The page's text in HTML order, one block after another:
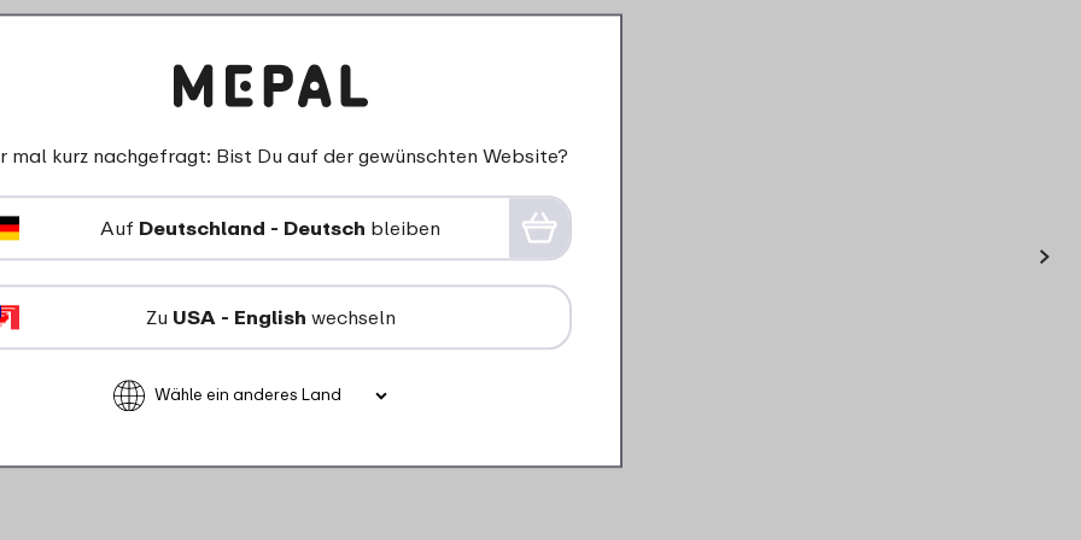
Trinkflasche Pop-Up
Campus 400 ml - Cool
blue
13
Trinkhalm 450 ml - Cool
›
mal kurz nachgefragt: Bist Du auf der gewünschten Website?
Auf Deutschland - Deutsch bleiben
Zu USA - English wechseln